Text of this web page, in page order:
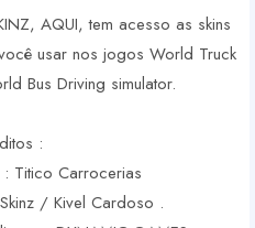
AQUI, tem acesso as skins
usar nos jogos World Truck
Bus Driving simulator.
:
Titico Carrocerias
/ Kivel Cardoso .